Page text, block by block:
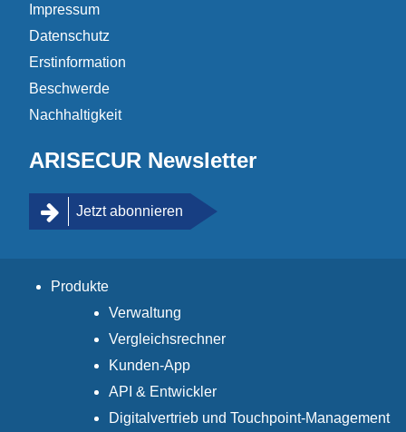
Impressum
Datenschutz
Erstinformation
Beschwerde
Nachhaltigkeit
ARISECUR Newsletter
Jetzt abonnieren
Produkte
Verwaltung
Vergleichsrechner
Kunden-App
API & Entwickler
Digitalvertrieb und Touchpoint-Management